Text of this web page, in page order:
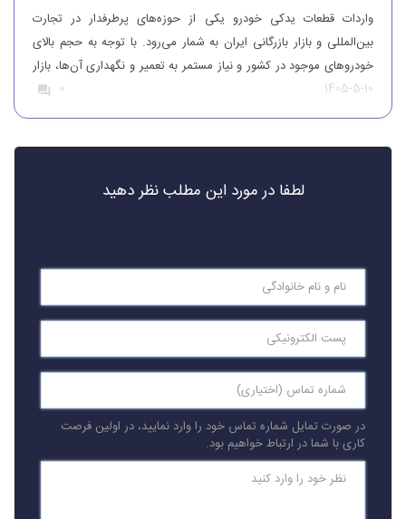
واردات قطعات یدکی خودرو یکی از حوزه‌های پرطرفدار در تجارت
بین‌المللی و بازار بازرگانی ایران به شمار می‌رود. با توجه به حجم بالای
خودروهای موجود در کشور و نیاز مستمر به تعمیر و نگهداری آن‌ها، بازار
قطعات یدکی همواره از تقاضای قابل‌توجهی برخوردار بوده است. افرادی
که قصد واردات قطعات یدکی خودرو را دارند، باید […]
1405-5-10
0
لطفا در مورد این مطلب نظر دهید
در صورت تمایل شماره تماس خود را وارد نمایید، در اولین فرصت
کاری با شما در ارتباط خواهیم بود.